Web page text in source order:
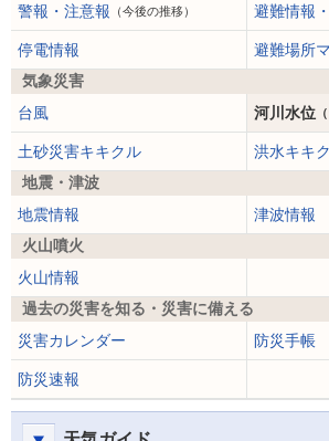
警報・注意報 （今後の推移） 避難情報
停電情報
避難場所
気象災害
台風
河川水位
土砂災害キキクル
洪水キキ
地震・津波
地震情報
津波情報
火山噴火
火山情報
過去の災害を知る・災害に備える
災害カレンダー
防災手帳
防災速報